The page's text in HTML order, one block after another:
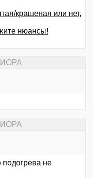
крашеная или нет,
нюансы!
подогрева не